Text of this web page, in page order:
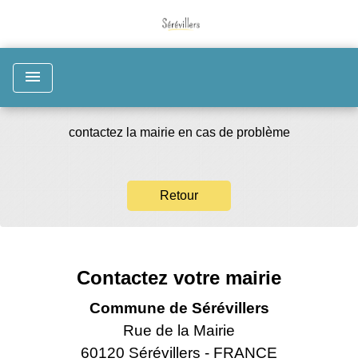
menu
contactez la mairie en cas de problème
Retour
Contactez votre mairie
Commune de Sérévillers
Rue de la Mairie
60120 Sérévillers - FRANCE